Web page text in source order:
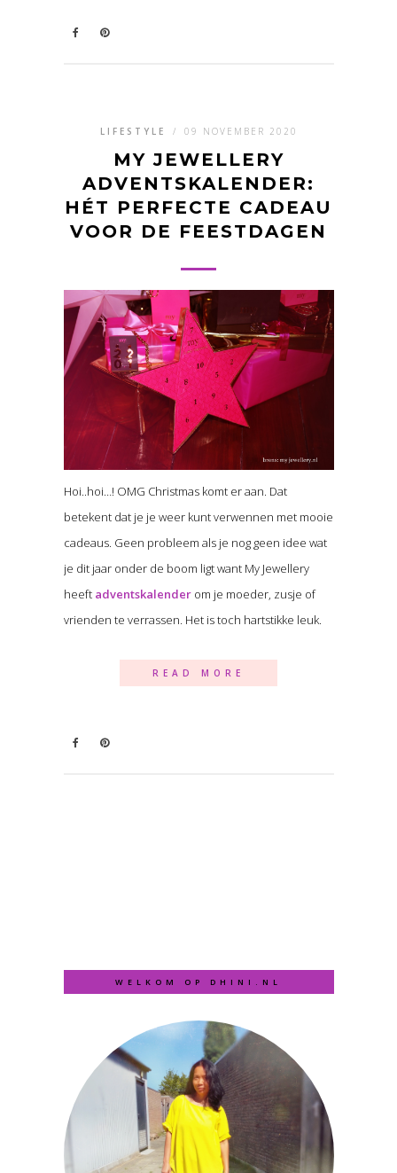
LIFESTYLE / 09 NOVEMBER 2020
MY JEWELLERY
ADVENTSKALENDER:
HÉT PERFECTE CADEAU
VOOR DE FEESTDAGEN
Hoi..hoi…! OMG Christmas komt er aan. Dat
betekent dat je je weer kunt verwennen met mooie
cadeaus. Geen probleem als je nog geen idee wat
je dit jaar onder de boom ligt want My Jewellery
heeft adventskalenderom je moeder, zusje of
vrienden te verrassen. Het is toch hartstikke leuk.
READ MORE
WELKOM OP DHINI.NL